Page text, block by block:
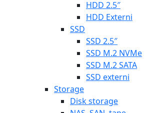
HDD 2.5″
HDD Externi
SSD
SSD 2.5″
SSD M.2 NVMe
SSD M.2 SATA
SSD externi
Storage
Disk storage